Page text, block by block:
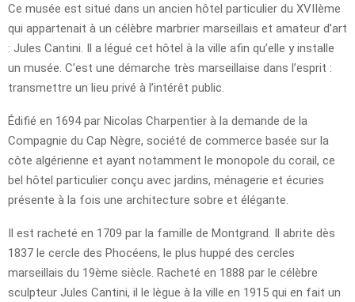
Ce musée est situé dans un ancien hôtel particulier du XVIIème
qui appartenait à un célèbre marbrier marseillais et amateur d’art
: Jules Cantini. Il a légué cet hôtel à la ville afin qu’elle y installe
un musée. C’est une démarche très marseillaise dans l’esprit :
transmettre un lieu privé à l’intérêt public.
Édifié en 1694 par Nicolas Charpentier à la demande de la
Compagnie du Cap Nègre, société de commerce basée sur la
côte algérienne et ayant notamment le monopole du corail, ce
bel hôtel particulier conçu avec jardins, ménagerie et écuries
présente à la fois une architecture sobre et élégante.
Il est racheté en 1709 par la famille de Montgrand. Il abrite dès
1837 le cercle des Phocéens, le plus huppé des cercles
marseillais du 19ème siècle. Racheté en 1888 par le célèbre
sculpteur Jules Cantini, il le lègue à la ville en 1915 qui en fait un